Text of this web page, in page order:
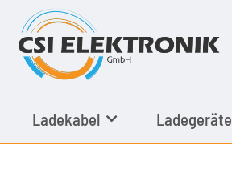
Ladekabel Ladegeräte